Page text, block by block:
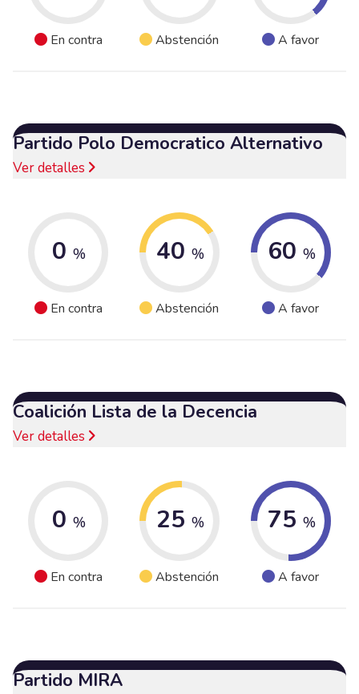
En contra Abstención A favor
Partido Polo Democratico Alternativo
Ver detalles
0 %
En contra
40 %
Abstención
60 %
A favor
Coalición Lista de la Decencia
Ver detalles
0 %
En contra
25 %
Abstención
75 %
A favor
Partido MIRA